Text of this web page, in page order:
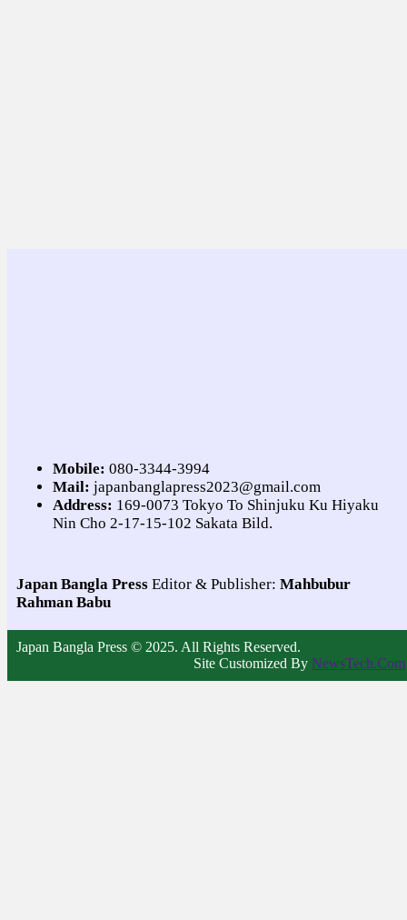
Mobile: 080-3344-3994
Mail: japanbanglapress2023@gmail.com
Address: 169-0073 Tokyo To Shinjuku Ku Hiyaku
Nin Cho 2-17-15-102 Sakata Bild.
Japan Bangla Press Editor & Publisher: Mahbubur
Rahman Babu
Japan Bangla Press © 2025. All Rights Reserved.
Site Customized By NewsTech.Com